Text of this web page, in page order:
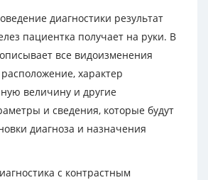
диагностики результат
пациентка получает на руки. В
все видоизменения
характер
величину и другие
и сведения, которые будут
диагноза и назначения
с контрастным